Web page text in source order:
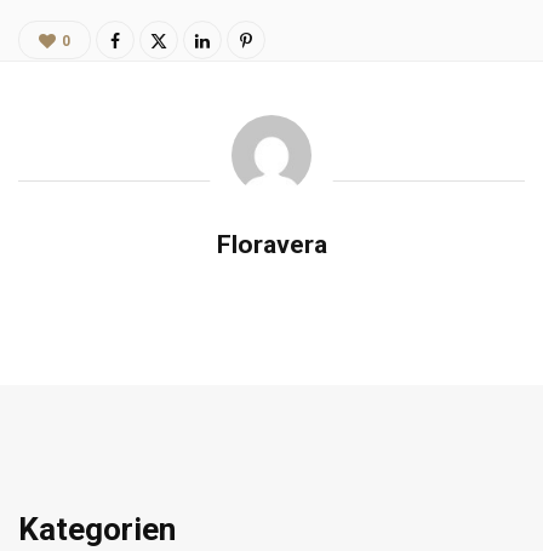
0
Floravera
Kategorien